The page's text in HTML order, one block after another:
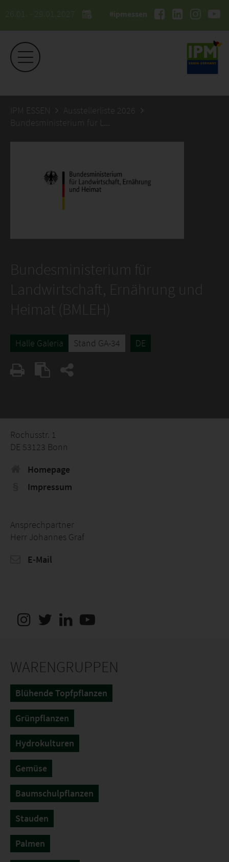
26.01. - 29.01.2027 #ipmessen
IPM ESSEN
Ausstellerliste 2026
Bundesministerium für Landwirtschaft, Ernährung und Heimat (BMLEH)
Bundesministerium für
Landwirtschaft, Ernährung und
Heimat (BMLEH)
Halle Galeria Stand GA-34 DE
Rochusstr. 1
DE 53123 Bonn
Homepage
Impressum
Ansprechpartner
Herr Johannes Graf
E-Mail
WARENGRUPPEN
Blühende Topfpflanzen
Grünpflanzen
Hydrokulturen
Gemüse
Baumschulpflanzen
Stauden
Palmen